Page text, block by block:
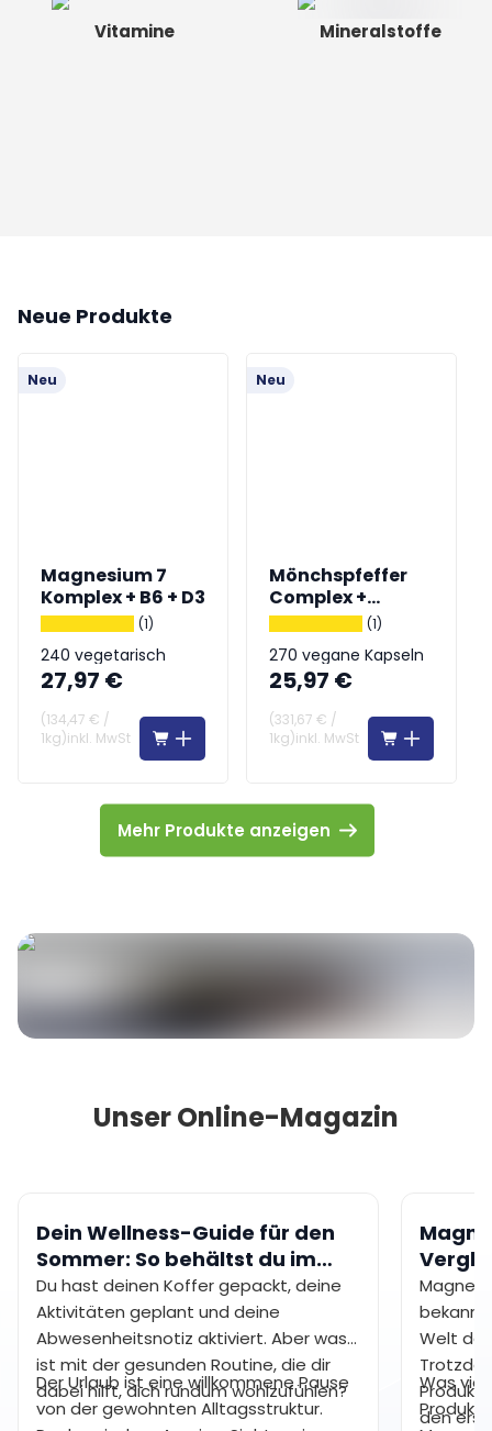
Vitamine Mineralstoffe
Neue Produkte
Neu
Magnesium 7
Komplex + B6 + D3
(1)
240 vegetarisch
Kapseln
27,97 €
(134,47 € /
1kg)inkl. MwSt
Neu
Mönchspfeffer
Complex +
Frauenmantel
(1)
270 vegane Kapseln
25,97 €
(331,67 € /
1kg)inkl. MwSt
Mehr Produkte anzeigen
Unser Online-Magazin
Dein Wellness-Guide für den
Sommer: So behältst du im
Urlaub gesunde
Gewohnheiten bei
Du hast deinen Koffer gepackt, deine
Aktivitäten geplant und deine
Abwesenheitsnotiz aktiviert. Aber was
ist mit der gesunden Routine, die dir
dabei hilft, dich rundum wohlzufühlen?
Der Urlaub ist eine willkommene Pause
von der gewohnten Alltagsstruktur.
dir?
Welt
den
Was